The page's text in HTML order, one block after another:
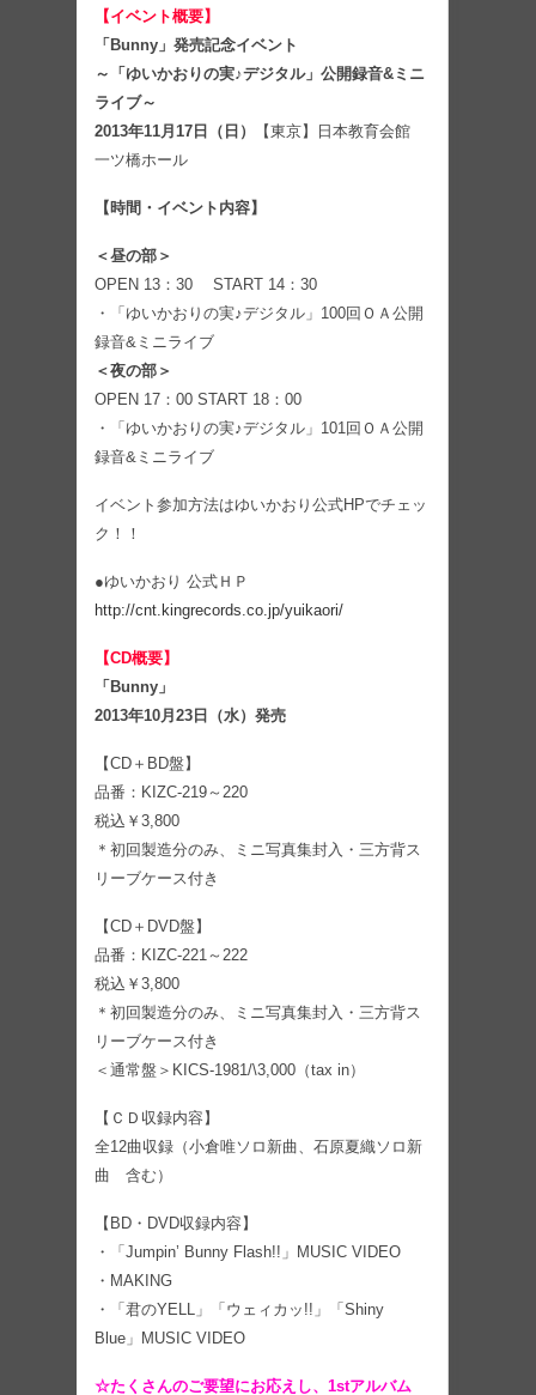
【イベント概要】
「Bunny」発売記念イベント
～「ゆいかおりの実♪デジタル」公開録音&ミニ
ライブ～
2013年11月17日（日）
【東京】日本教育会館
一ツ橋ホール
【時間・イベント内容】
＜昼の部＞
OPEN 13：30 START 14：30
・「ゆいかおりの実♪デジタル」100回ＯＡ公開
録音&ミニライブ
＜夜の部＞
OPEN 17：00 START 18：00
・「ゆいかおりの実♪デジタル」101回ＯＡ公開
録音&ミニライブ
イベント参加方法はゆいかおり公式HPでチェッ
ク！！
●ゆいかおり 公式ＨＰ
http://cnt.kingrecords.co.jp/yuikaori/
【CD概要】
「Bunny」
2013年10月23日（水）発売
【CD＋BD盤】
品番：KIZC-219～220
税込￥3,800
＊初回製造分のみ、ミニ写真集封入・三方背ス
リーブケース付き
【CD＋DVD盤】
品番：KIZC-221～222
税込￥3,800
＊初回製造分のみ、ミニ写真集封入・三方背ス
リーブケース付き
＜通常盤＞KICS-1981/\3,000（tax in）
【ＣＤ収録内容】
全12曲収録（小倉唯ソロ新曲、石原夏織ソロ新
曲 含む）
【BD・DVD収録内容】
・「Jumpin’ Bunny Flash!!」MUSIC VIDEO
・MAKING
・「君のYELL」「ウェィカッ!!」「Shiny
Blue」MUSIC VIDEO
☆たくさんのご要望にお応えし、1stアルバム